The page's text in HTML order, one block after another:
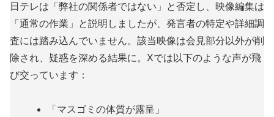
日テレは「弊社の関係者ではない」と否定し、映像編集は
「通常の作業」と説明しましたが、発言者の特定や詳細調
査には踏み込んでいません。該当映像は会見部分以外が削
除され、疑惑を深める結果に。Xでは以下のような声が飛
び交っています：
「マスゴミの体質が露呈」